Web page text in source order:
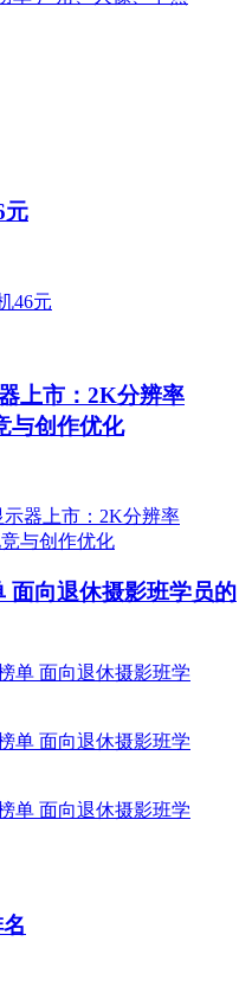
元
上市：2K分辨率
与创作优化
面向退休摄影班学员的